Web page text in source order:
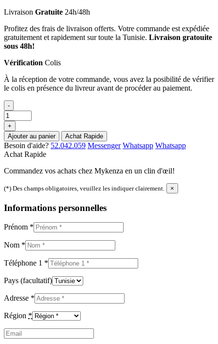
Livraison Gratuite 24h/48h
Profitez des frais de livraison offerts. Votre commande est expédiée
gratuitement et rapidement sur toute la Tunisie. Livraison gratouite
sous 48h!
Vérification Colis
À la réception de votre commande, vous avez la posibilité de vérifier
le colis en présence du livreur avant de procéder au paiement.
-
+
Ajouter au panier
Achat Rapide
Besoin d'aide? 52.042.059 Messenger Whatsapp Whatsapp
Achat Rapide
Commandez vos achats chez Mykenza en un clin d'œil!
(*) Des champs obligatoires, veuillez les indiquer clairement. ×
Informations personnelles
Prénom *
Nom *
Téléphone 1 *
Pays (facultatif)
Adresse *
Région *
Email